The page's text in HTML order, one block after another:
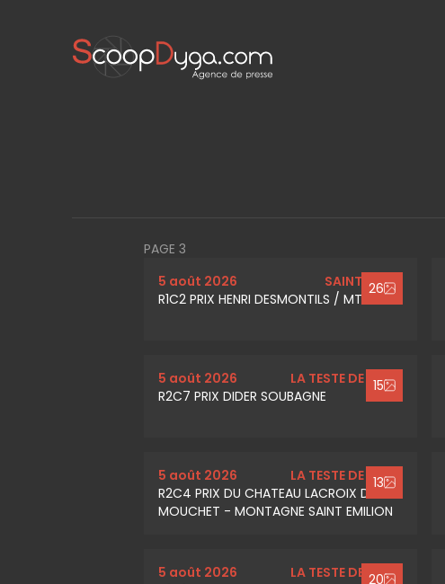
PAGE 3
26
5 août 2026
SAINT MALO
R1C2 PRIX HENRI DESMONTILS / MTM
15
5 août 2026
LA TESTE DE BUCH
R2C7 PRIX DIDER SOUBAGNE
13
5 août 2026
LA TESTE DE BUCH
R2C4 PRIX DU CHATEAU LACROIX DE
MOUCHET - MONTAGNE SAINT EMILION
20
5 août 2026
LA TESTE DE BUCH